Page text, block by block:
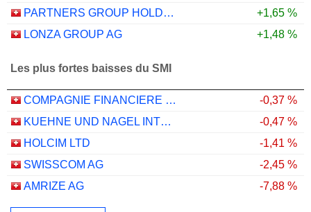
PARTNERS GROUP HOLDING AG
+1,65 %
LONZA GROUP AG
+1,48 %
Les plus fortes baisses du SMI
COMPAGNIE FINANCIERE RICHEMONT
-0,37 %
KUEHNE UND NAGEL INTERNATIONAL AG
-0,47 %
HOLCIM LTD
-1,41 %
SWISSCOM AG
-2,45 %
AMRIZE AG
-7,88 %